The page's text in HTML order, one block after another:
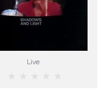
Live